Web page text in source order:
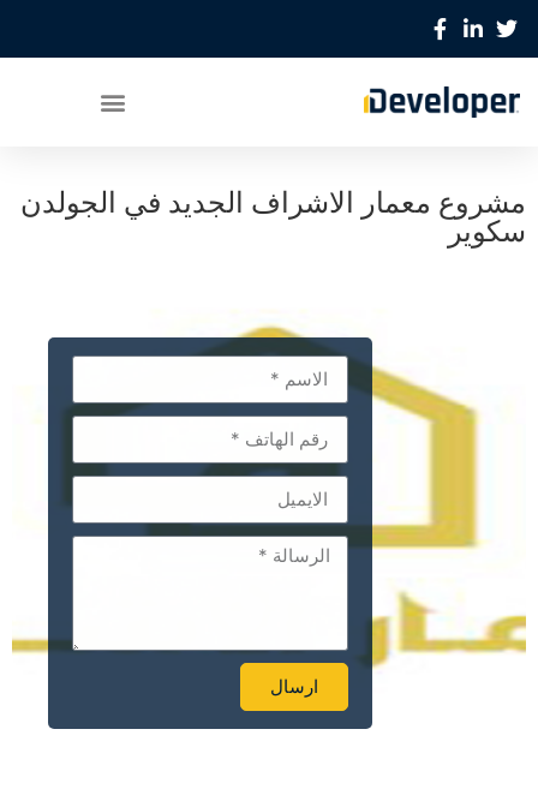
مشروع معمار الاشراف الجديد في الجولدن
سكوير
ارسال
Alternative: